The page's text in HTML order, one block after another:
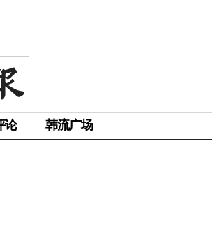
论 韩流广场